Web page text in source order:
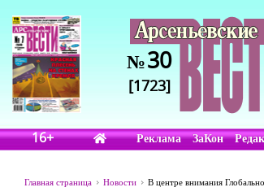
№30
[1723]
16+ Реклама ЗаКон
Главная страница Новости В центре внимания